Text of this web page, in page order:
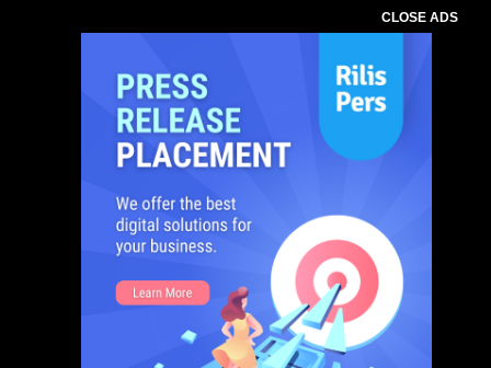
CLOSE ADS